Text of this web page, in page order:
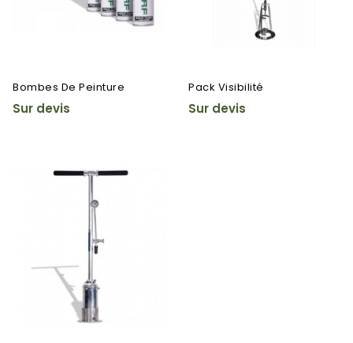
Bombes De Peinture
Sur devis
Pack Visibilité
Sur devis